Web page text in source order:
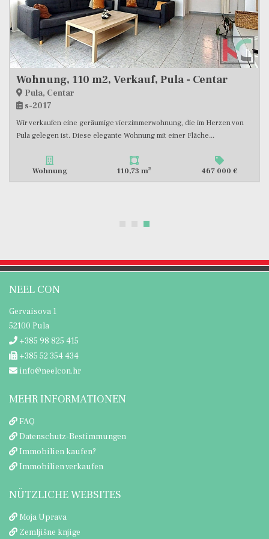
Wohnung, 110 m2, Verkauf, Pula - Centar
Pula, Centar
s-2017
Wir verkaufen eine geräumige vierzimmerwohnung, die im Herzen von
Pula gelegen ist. Diese elegante Wohnung mit einer Fläche...
Wohnung 110,73 m2 467 000 €
NEEL CON
Gervaisova 1
52100 Pula
+385 98 825 415
+385 52 354 434
info@neelcon.hr
MEHR INFORMATIONEN
FAQ
Datenschutz-Bestimmungen
Immobilien kaufen?
Immobilien verkaufen
NÜTZLICHE WEBSITES
Moja Uprava
Zemljišne knjige